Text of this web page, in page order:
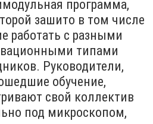
программа,
зашито в том числе
работать с разными
типами
Руководители,
обучение,
свой коллектив
под микроскопом,